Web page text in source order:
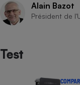
Alain Bazot
Président de
Test